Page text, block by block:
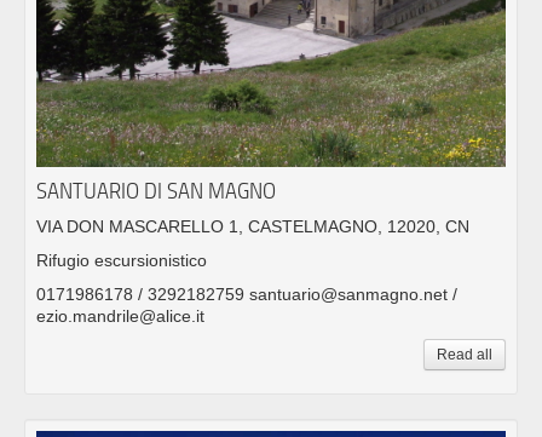
SANTUARIO DI SAN MAGNO
VIA DON MASCARELLO 1, CASTELMAGNO, 12020, CN
Rifugio escursionistico
0171986178 / 3292182759 santuario@sanmagno.net /
ezio.mandrile@alice.it
Read all